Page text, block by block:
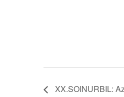
XX.SOINURBIL: